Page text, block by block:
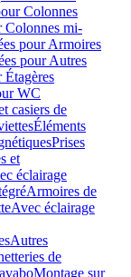
Colonnes
Colonnes mi-
pour Armoires
pour Autres
Étagères
WC
casiers de
Éléments
Prises
et
éclairage
Armoires de
Avec éclairage
Autres
de
Montage sur